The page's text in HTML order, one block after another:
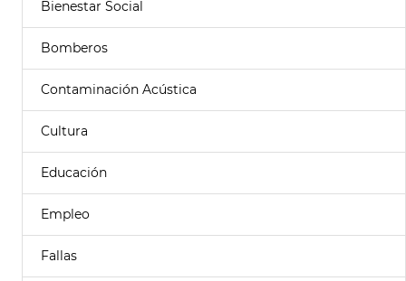
Bienestar Social
Bomberos
Contaminación Acústica
Cultura
Educación
Empleo
Fallas